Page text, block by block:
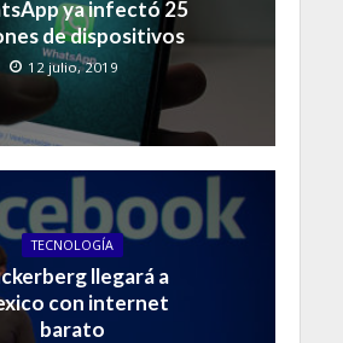
ya infectó 25
de dispositivos
12 julio, 2019
TECNOLOGÍA
llegará a
con internet
barato